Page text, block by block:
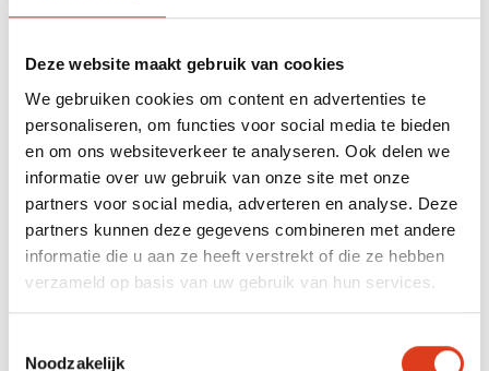
Deze website maakt gebruik van cookies
We gebruiken cookies om content en advertenties te
personaliseren, om functies voor social media te bieden
en om ons websiteverkeer te analyseren. Ook delen we
informatie over uw gebruik van onze site met onze
partners voor social media, adverteren en analyse. Deze
partners kunnen deze gegevens combineren met andere
informatie die u aan ze heeft verstrekt of die ze hebben
verzameld op basis van uw gebruik van hun services.
Noodzakelijk
Wie zijn wij?
Henk-Jan Boersma en Paulien van Gurp richtten samen in 2017
Prikkl op. Zij vonden en vinden dat het namelijk anders moet
met financieel advies in Nederland. Met het betaalbare
coachings- en adviesplatform Prikkl vullen zij het gat dat er is
tussen de vele online apps en portals aan de ene kant en de
traditionele dure financieel adviseur aan de andere kant.
Maak kennis met ons